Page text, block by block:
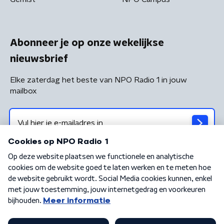
Abonneer je op onze wekelijkse
nieuwsbrief
Elke zaterdag het beste van NPO Radio 1 in jouw
mailbox
Algemene voorwaarden